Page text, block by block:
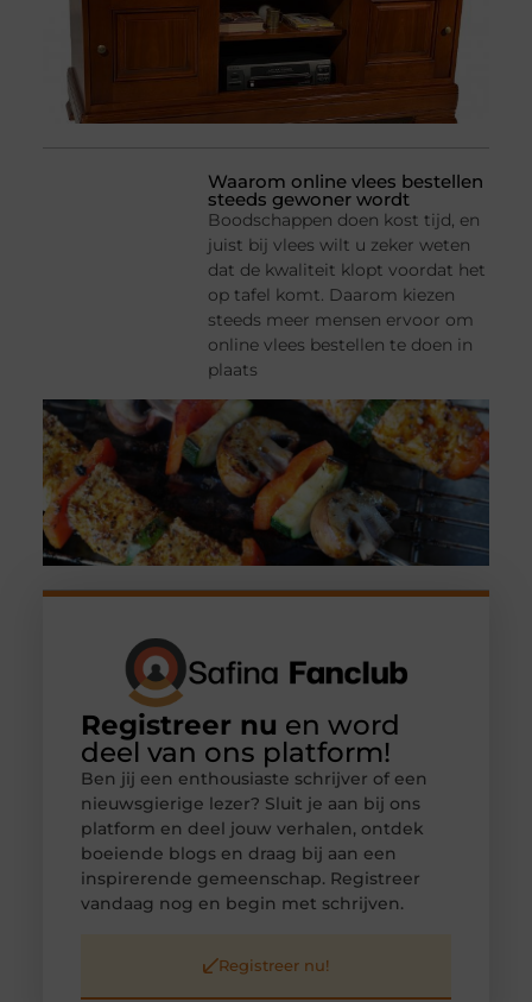
Waarom online vlees bestellen
steeds gewoner wordt
Boodschappen doen kost tijd, en
juist bij vlees wilt u zeker weten
dat de kwaliteit klopt voordat het
op tafel komt. Daarom kiezen
steeds meer mensen ervoor om
online vlees bestellen te doen in
plaats
Registreer nu en word
deel van ons platform!
Ben jij een enthousiaste schrijver of een
nieuwsgierige lezer? Sluit je aan bij ons
platform en deel jouw verhalen, ontdek
boeiende blogs en draag bij aan een
inspirerende gemeenschap. Registreer
vandaag nog en begin met schrijven.
Registreer nu!